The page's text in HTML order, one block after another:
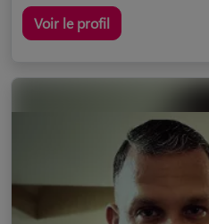
Voir le profil